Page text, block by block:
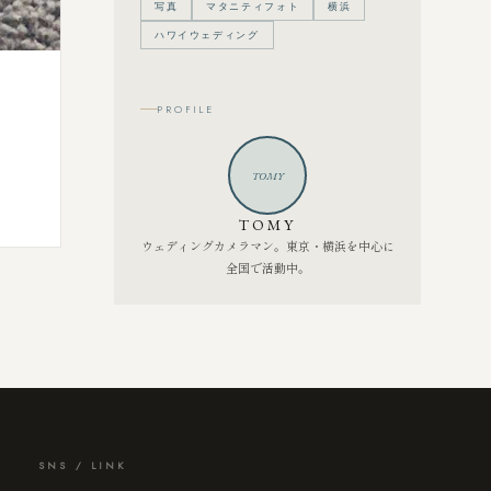
写真 マタニティフォト
横浜
ハワイウェディング
PROFILE
TOMY
TOMY
ウェディングカメラマン。東京・横浜を中心に
全国で活動中。
SNS / LINK